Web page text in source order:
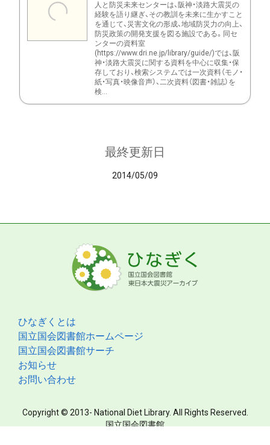
人と防災未来センターは、阪神・淡路大震災の
経験を語り継ぎ、その教訓を未来に生かすこと
を通じて、災害文化の形成、地域防災力の向上、
防災政策の開発支援を図る施設である。同セ
ンターの資料室
(https://www.dri.ne.jp/library/guide/)では、阪
神・淡路大震災に関する資料を中心に収集・保
存しており、検索システムでは一次資料（モノ・
紙・写真・映像音声）、二次資料（図書・雑誌）を
検...
最終更新日
2014/05/09
ひなぎくとは
国立国会図書館ホームページ
国立国会図書館サーチ
お知らせ
お問い合わせ
Copyright © 2013- National Diet Library. All Rights Reserved.